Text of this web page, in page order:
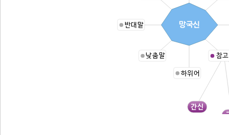
간신
참
하위어
낮춤말
반대말 망국신